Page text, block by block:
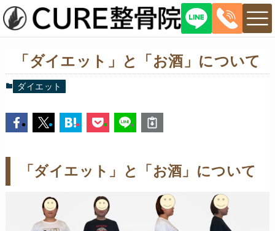
「ダイエット」と「お酒」について
ダイエット
「ダイエット」と「お酒」について